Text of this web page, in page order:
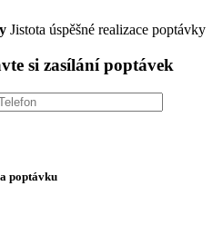
Jistota úspěšné realizace poptávky
si zasílání poptávek
poptávku